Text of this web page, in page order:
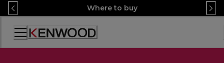
Skip
to
Content
Where to buy
Accessibility
Statement